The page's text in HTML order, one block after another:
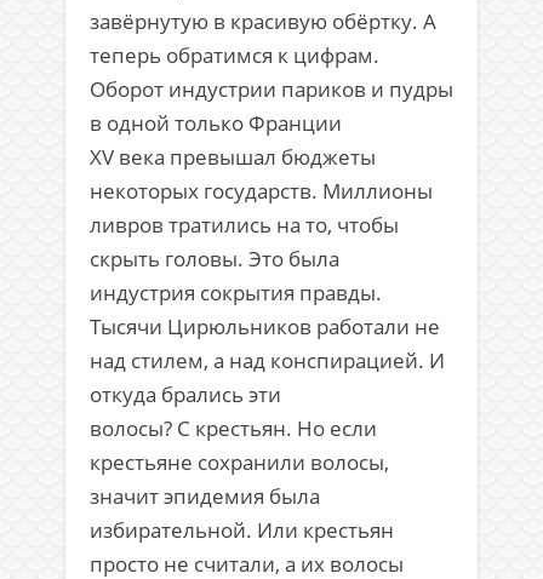
завёрнутую в красивую обёртку. А
теперь обратимся к цифрам.
Оборот индустрии париков и пудры
в одной только Франции
XV века превышал бюджеты
некоторых государств. Миллионы
ливров тратились на то, чтобы
скрыть головы. Это была
индустрия сокрытия правды.
Тысячи Цирюльников работали не
над стилем, а над конспирацией. И
откуда брались эти
волосы? С крестьян. Но если
крестьяне сохранили волосы,
значит эпидемия была
избирательной. Или крестьян
просто не считали, а их волосы